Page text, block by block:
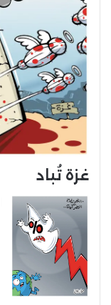
غزة تُباد